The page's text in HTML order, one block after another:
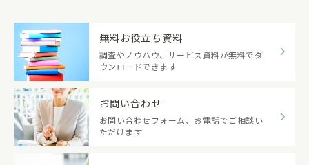
無料お役立ち資料
調査やノウハウ、サービス資料が無料でダ
ウンロードできます
お問い合わせ
お問い合わせフォーム、お電話でご相談い
ただけます